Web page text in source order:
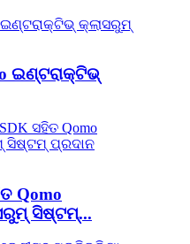
ଇଣ୍ଟରାକ୍ଟିଭ୍
Qomo
ସିଷ୍ଟମ୍...